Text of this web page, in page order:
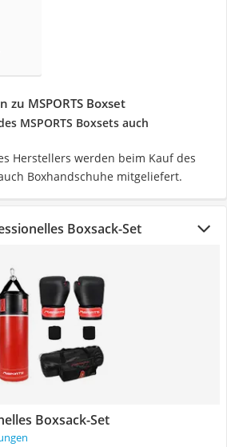
MSPORTS Boxset
MSPORTS Boxsets auch
Herstellers werden beim Kauf des
Boxhandschuhe mitgeliefert.
Boxsack-Set
Boxsack-Set